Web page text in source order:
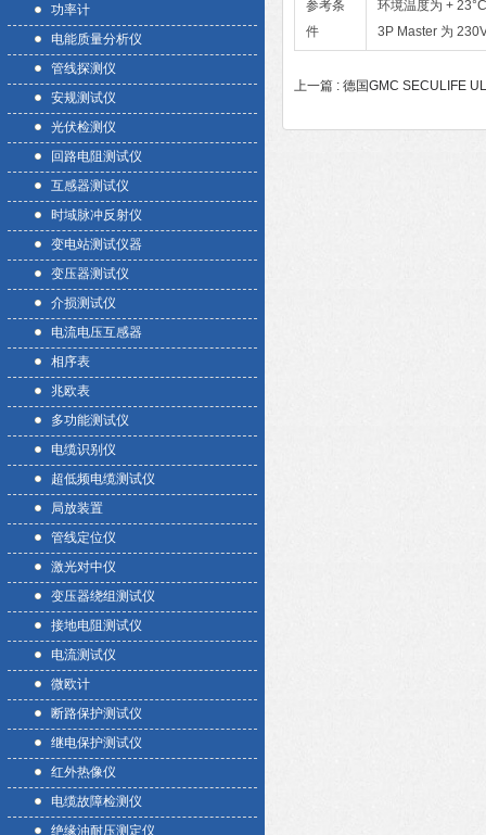
功率计
电能质量分析仪
管线探测仪
安规测试仪
光伏检测仪
回路电阻测试仪
互感器测试仪
时域脉冲反射仪
变电站测试仪器
变压器测试仪
介损测试仪
电流电压互感器
相序表
兆欧表
多功能测试仪
电缆识别仪
超低频电缆测试仪
局放装置
管线定位仪
激光对中仪
变压器绕组测试仪
接地电阻测试仪
电流测试仪
微欧计
断路保护测试仪
继电保护测试仪
红外热像仪
电缆故障检测仪
绝缘油耐压测定仪
参考条
件
环境温度为 +
3P Master 为
上一篇 : 德国GMC SECULIFE